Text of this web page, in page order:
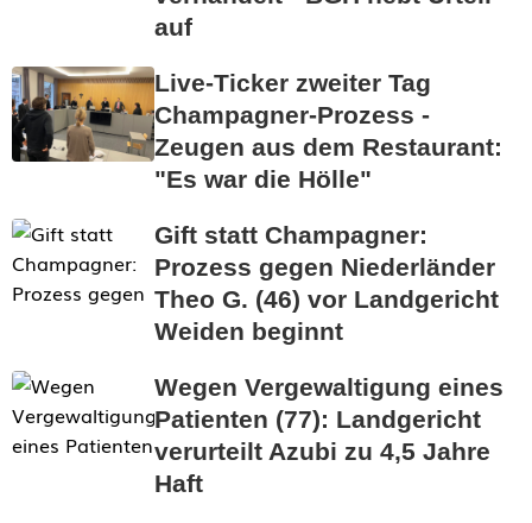
auf
Live-Ticker zweiter Tag
Champagner-Prozess -
Zeugen aus dem Restaurant:
"Es war die Hölle"
Gift statt Champagner:
Prozess gegen Niederländer
Theo G. (46) vor Landgericht
Weiden beginnt
Wegen Vergewaltigung eines
Patienten (77): Landgericht
verurteilt Azubi zu 4,5 Jahre
Haft